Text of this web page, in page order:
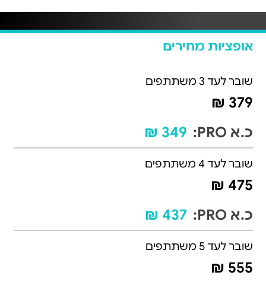
אופציות מחירים
שובר לעד 3 משתתפים
379 ₪
כ.א PRO:
349 ₪
שובר לעד 4 משתתפים
475 ₪
כ.א PRO:
437 ₪
שובר לעד 5 משתתפים
555 ₪